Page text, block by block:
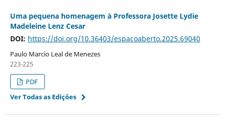
Uma pequena homenagem à Professora Josette Lydie
Madeleine Lenz Cesar
DOI: https://doi.org/10.36403/espacoaberto.2025.69040
Paulo Marcio Leal de Menezes
223-225
PDF
Ver Todas as Edições